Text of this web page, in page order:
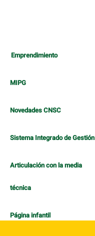
Emprendimiento
MIPG
Novedades CNSC
Sistema Integrado de Gestión
Articulación con la media
técnica
Página infantil